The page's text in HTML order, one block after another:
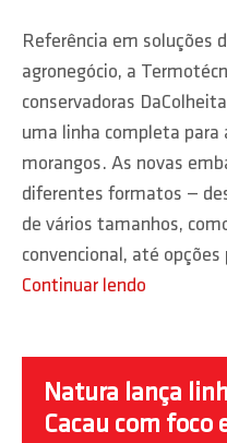
Referência em soluções
agronegócio, a
conservadoras
uma linha completa
morangos. As novas
diferentes formatos —
de vários tamanhos,
convencional, até
Continuar lendo
Natura lança
Cacau com foco